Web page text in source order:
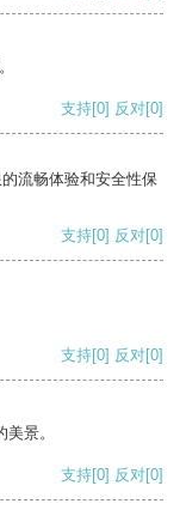
支持[0] 反对[0]
流畅体验和安全性保
支持[0] 反对[0]
支持[0] 反对[0]
景。
支持[0] 反对[0]